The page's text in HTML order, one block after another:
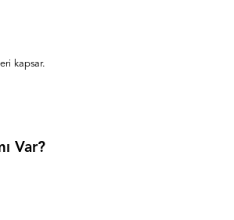
kapsar.
Var?